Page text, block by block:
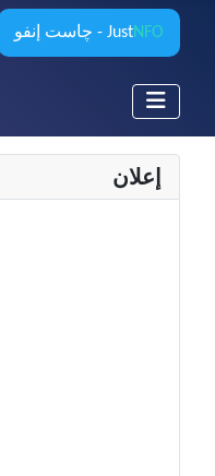
JustNFO - چاست إنفو
إعلان